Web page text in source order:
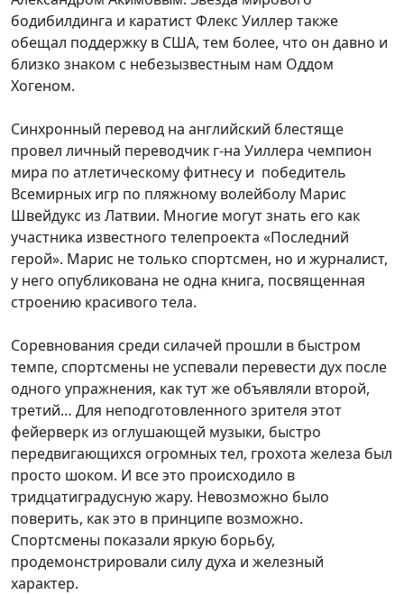
бодибилдинга и каратист Флекс Уиллер также
обещал поддержку в США, тем более, что он давно и
близко знаком с небезызвестным нам Оддом
Хогеном.
Синхронный перевод на английский блестяще
провел личный переводчик г-на Уиллера чемпион
мира по атлетическому фитнесу и победитель
Всемирных игр по пляжному волейболу Марис
Швейдукс из Латвии. Многие могут знать его как
участника известного телепроекта «Последний
герой». Марис не только спортсмен, но и журналист,
у него опубликована не одна книга, посвященная
строению красивого тела.
Соревнования среди силачей прошли в быстром
темпе, спортсмены не успевали перевести дух после
одного упражнения, как тут же объявляли второй,
третий… Для неподготовленного зрителя этот
фейерверк из оглушающей музыки, быстро
передвигающихся огромных тел, грохота железа был
просто шоком. И все это происходило в
тридцатиградусную жару. Невозможно было
поверить, как это в принципе возможно.
Спортсмены показали яркую борьбу,
продемонстрировали силу духа и железный
характер.